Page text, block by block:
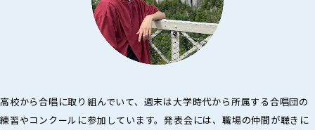
高校から合唱に取り組んでいて、週末は大学時代から所属する合唱団の
練習やコンクールに参加しています。発表会には、職場の仲間が聴きに